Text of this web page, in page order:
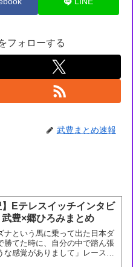
フォローする
武豊まとめ速報
】Eテレスイッチインタビ
豊×郷ひろみまとめ
ナという馬に乗って出た日本ダ
勝てた時に、自分の中で踏ん張
な感覚がありまして」レース中